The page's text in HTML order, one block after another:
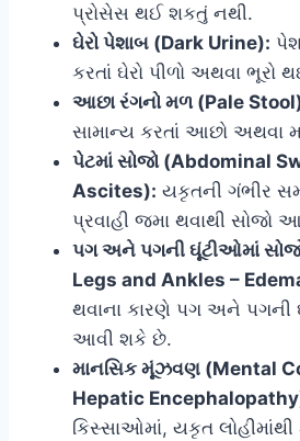
પ્રોસેસ થઈ શકતું નથી.
ઘેરો પેશાબ (Dark Urine):
કરતાં ઘેરો પીળો અથવા ભૂરો
આછા રંગનો મળ (Pale
સામાન્ય કરતાં આછો અથવા
પેટમાં સોજો (Abdominal
Ascites): યકૃતની ગંભીર
પ્રવાહી જમા થવાથી સોજો
પગ અને પગની ઘૂંટીઓમાં
Legs and Ankles –
થવાના કારણે પગ અને પગની
આવી શકે છે.
માનસિક મૂંઝવણ (Mental
Hepatic
કિસ્સાઓમાં, યકૃત લોહીમાંથી